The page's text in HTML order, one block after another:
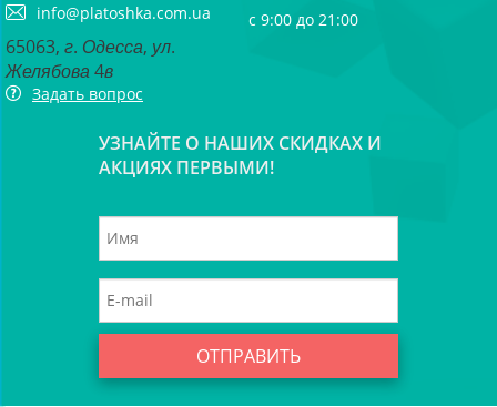
info@platoshka.com.ua
65063, г. Одесса, ул.
Желябова 4в
Задать вопрос
с 9:00 до 21:00
УЗНАЙТЕ О НАШИХ СКИДКАХ И
АКЦИЯХ ПЕРВЫМИ!
ОТПРАВИТЬ